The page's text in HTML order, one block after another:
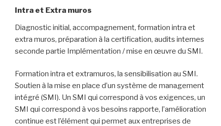
Intra et Extra muros
Diagnostic initial, accompagnement, formation intra et
extra muros, préparation à la certification, audits internes
seconde partie Implémentation / mise en œuvre du SMI.​
Formation intra et extramuros, la sensibilisation au SMI.
Soutien à la mise en place d’un système de management
intégré (SMI). Un SMI qui correspond à vos exigences, un
SMI qui correspond à vos besoins rapporte, l’amélioration
continue est l’élément qui permet aux entreprises de